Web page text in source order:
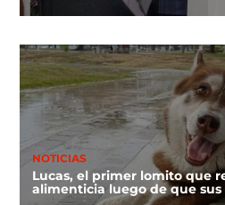
NOTICIAS
Lucas, el primer lomito que
alimenticia luego de que sus